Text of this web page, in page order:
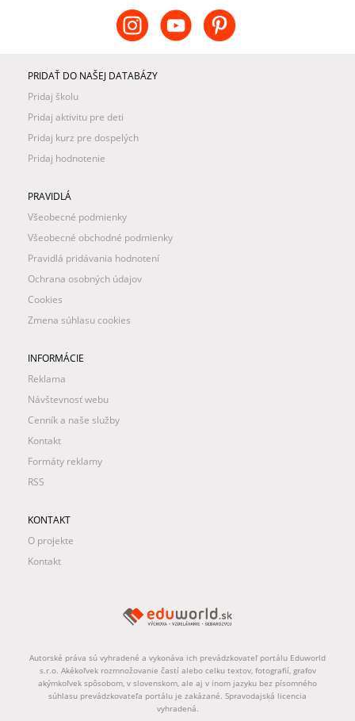
PRIDAŤ DO NAŠEJ DATABÁZY
Pridaj školu
Pridaj aktivitu pre deti
Pridaj kurz pre dospelých
Pridaj hodnotenie
PRAVIDLÁ
Všeobecné podmienky
Všeobecné obchodné podmienky
Pravidlá pridávania hodnotení
Ochrana osobných údajov
Cookies
Zmena súhlasu cookies
INFORMÁCIE
Reklama
Návštevnosť webu
Cenník a naše služby
Kontakt
Formáty reklamy
RSS
KONTAKT
O projekte
Kontakt
Autorské práva sú vyhradené a vykonáva ich prevádzkovateľ portálu Eduworld
s.r.o. Akékoľvek rozmnožovanie častí alebo celku textov, fotografií, grafov
akýmkoľvek spôsobom, v slovenskom, ale aj v inom jazyku bez písomného
súhlasu prevádzkovateľa portálu je zakázané. Spravodajská licencia
vyhradená.